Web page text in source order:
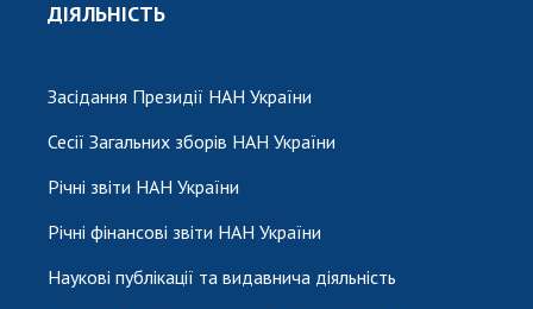
ДІЯЛЬНІСТЬ
Засідання Президії НАН України
Сесії Загальних зборів НАН України
Річні звіти НАН України
Річні фінансові звіти НАН України
Наукові публікації та видавнича діяльність